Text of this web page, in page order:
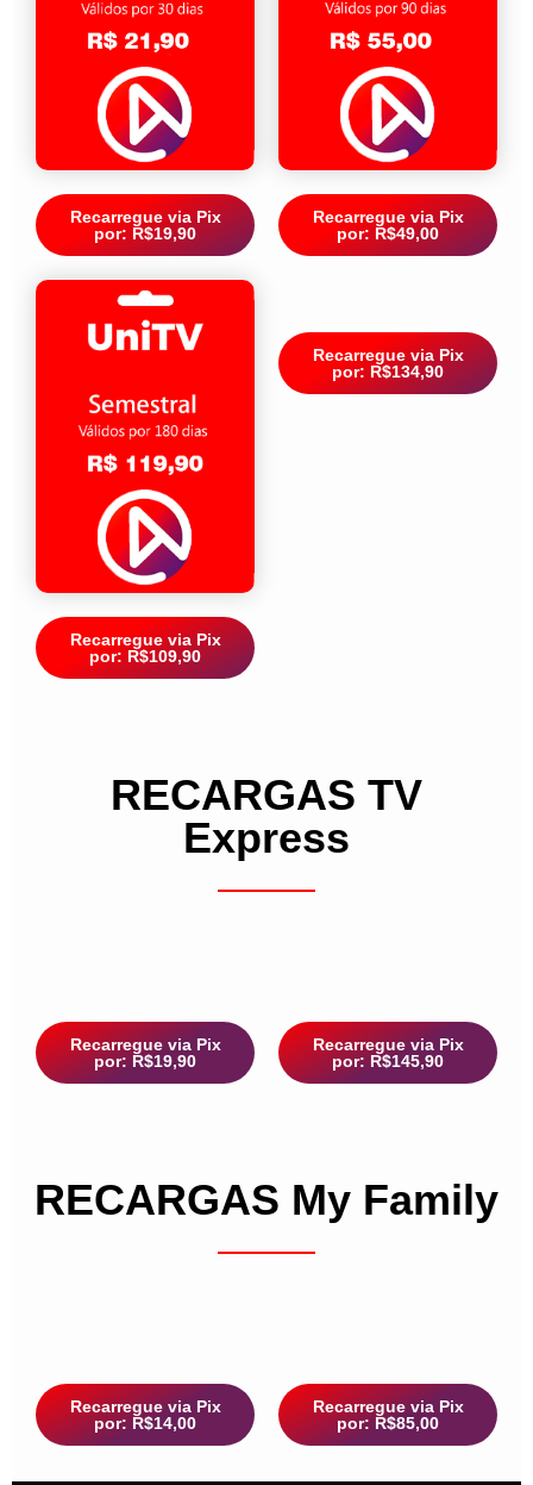
Recarregue via Pix
por: R$19,90
Recarregue via Pix
por: R$49,00
Recarregue via Pix
por: R$109,90
Recarregue via Pix
por: R$134,90
RECARGAS TV
Express
Recarregue via Pix
por: R$19,90
Recarregue via Pix
por: R$145,90
RECARGAS My Family
Recarregue via Pix
por: R$14,00
Recarregue via Pix
por: R$85,00